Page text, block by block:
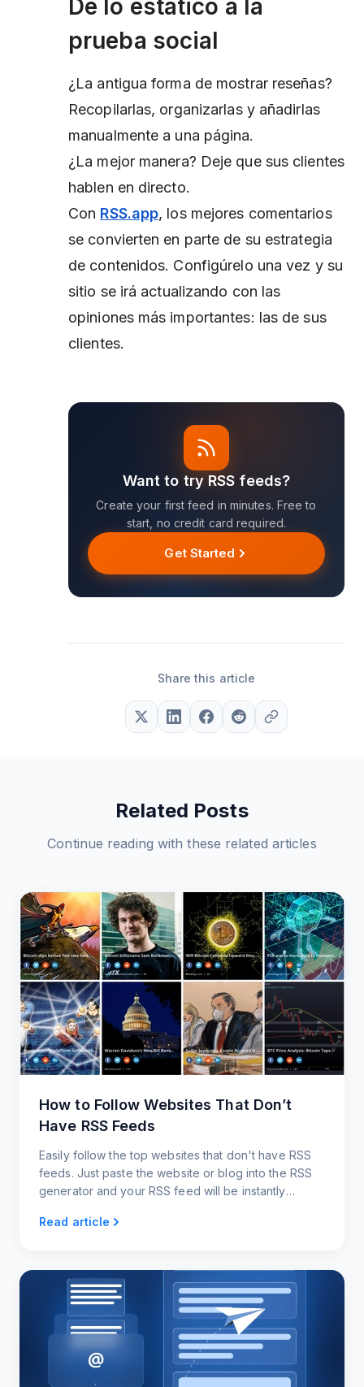
De lo estático a la
prueba social
¿La antigua forma de mostrar reseñas?
Recopilarlas, organizarlas y añadirlas
manualmente a una página.
¿La mejor manera? Deje que sus clientes
hablen en directo.
Con RSS.app, los mejores comentarios
se convierten en parte de su estrategia
de contenidos. Configúrelo una vez y su
sitio se irá actualizando con las
opiniones más importantes: las de sus
clientes.
Want to try RSS feeds?
Create your first feed in minutes. Free to
start, no credit card required.
Get Started
Share this article
Related Posts
Continue reading with these related articles
How to Follow Websites That Don’t
Have RSS Feeds
Easily follow the top websites that don't have RSS
feeds. Just paste the website or blog into the RSS
generator and your RSS feed will be instantly
Read article